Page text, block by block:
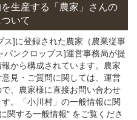
生産する 「農家」さんの
いて
ス]に登録された農家（農業従事
ンクロップス]運営事務局が提
から構成されています。農家
見・ご質問に関しては、運営
、農家様に直接お問い合わせ
。「小川村」の一般情報に関
関する一般情報" をご覧くださ